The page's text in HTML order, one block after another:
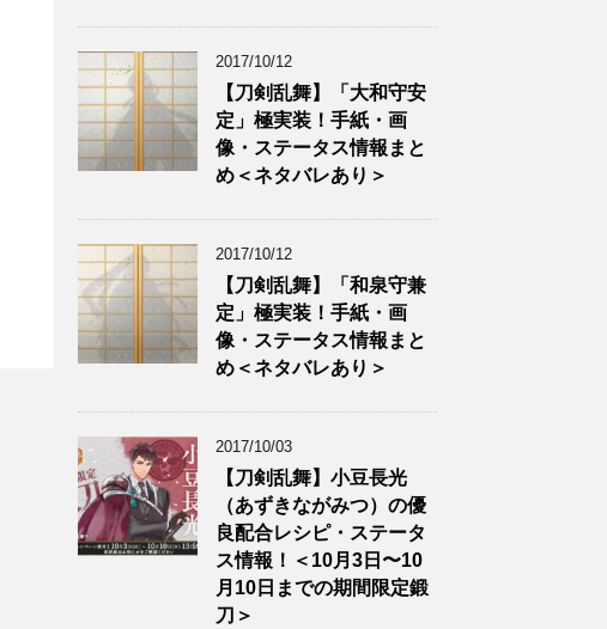
2017/10/12
【刀剣乱舞】「大和守安
定」極実装！手紙・画
像・ステータス情報まと
め＜ネタバレあり＞
2017/10/12
【刀剣乱舞】「和泉守兼
定」極実装！手紙・画
像・ステータス情報まと
め＜ネタバレあり＞
2017/10/03
【刀剣乱舞】小豆長光
（あずきながみつ）の優
良配合レシピ・ステータ
ス情報！＜10月3日〜10
月10日までの期間限定鍛
刀＞